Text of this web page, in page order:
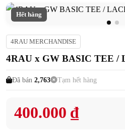
Hết hàng
4RAU MERCHANDISE
4RAU x GW BASIC TEE /
Đã bán 2,763 Tạm hết hàng
400.000 ₫